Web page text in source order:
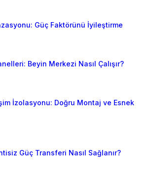
Güç Faktörünü İyileştirme
Beyin Merkezi Nasıl Çalışır?
İzolasyonu: Doğru Montaj ve Esnek
Güç Transferi Nasıl Sağlanır?